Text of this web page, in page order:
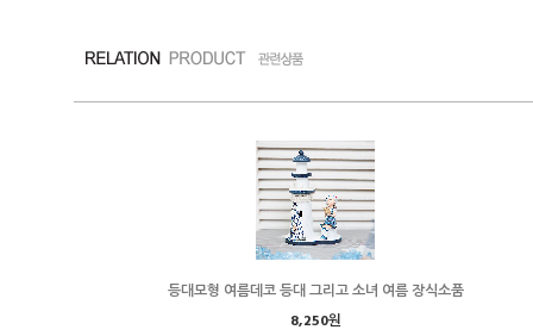
등대모형 여름데코 등대 그리고 소녀 여름 장식소품
8,250원